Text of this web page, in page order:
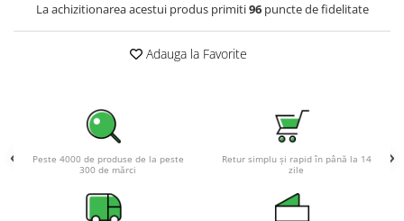
Tractiune / LiFePo4
Acumulatori Moto, ATV
GEL
La achizitionarea acestui produs primiti96puncte de fidelitate
Adauga la Favorite
Peste 4000 de produse de la peste
300 de mărci
Retur simplu și rapid în până la 14
zile